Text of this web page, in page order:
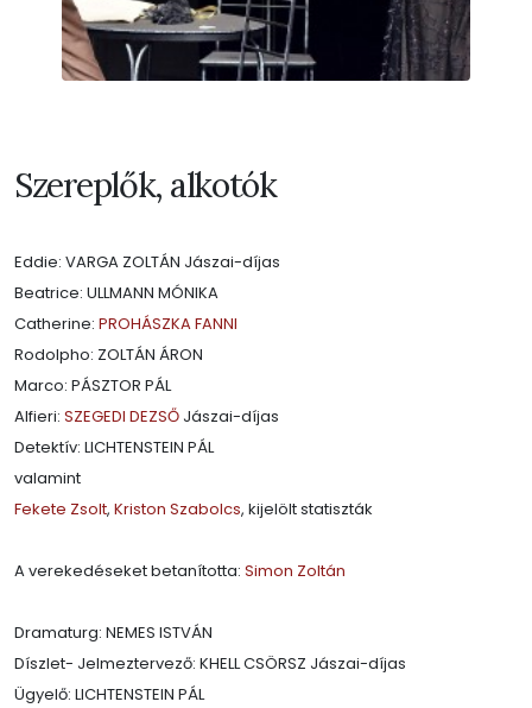
Szereplők, alkotók
Eddie: VARGA ZOLTÁN Jászai-díjas
Beatrice: ULLMANN MÓNIKA
Catherine: PROHÁSZKA FANNI
Rodolpho: ZOLTÁN ÁRON
Marco: PÁSZTOR PÁL
Alfieri: SZEGEDI DEZSŐ Jászai-díjas
Detektív: LICHTENSTEIN PÁL
valamint
Fekete Zsolt, Kriston Szabolcs, kijelölt statiszták
A verekedéseket betanította: Simon Zoltán
Dramaturg: NEMES ISTVÁN
Díszlet- Jelmeztervező: KHELL CSÖRSZ Jászai-díjas
Ügyelő: LICHTENSTEIN PÁL